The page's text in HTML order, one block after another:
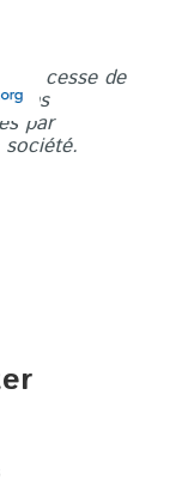
de cesse de
par
société.